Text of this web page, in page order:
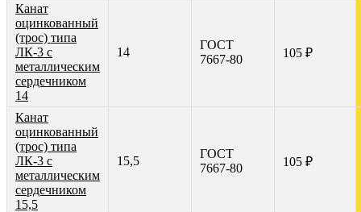
Канат
оцинкованный
(трос) типа
ЛК-3 с
металлическим
сердечником
14
14
ГОСТ
7667-80
105 ₽
Канат
оцинкованный
(трос) типа
ЛК-3 с
металлическим
сердечником
15,5
15,5
ГОСТ
7667-80
105 ₽